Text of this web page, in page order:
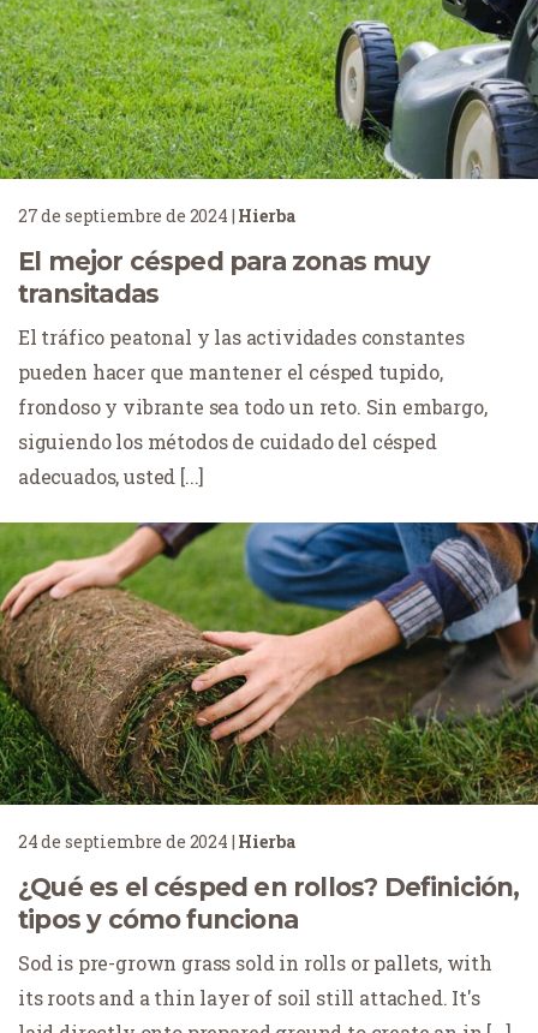
27 de septiembre de 2024 | Hierba
El mejor césped para zonas muy
transitadas
El tráfico peatonal y las actividades constantes
pueden hacer que mantener el césped tupido,
frondoso y vibrante sea todo un reto. Sin embargo,
siguiendo los métodos de cuidado del césped
adecuados, usted [...]
24 de septiembre de 2024 | Hierba
¿Qué es el césped en rollos? Definición,
tipos y cómo funciona
Sod is pre-grown grass sold in rolls or pallets, with
its roots and a thin layer of soil still attached. It's